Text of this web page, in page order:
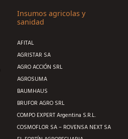
Insumos agricolas y
sanidad
AFITAL
AGRISTAR SA
AGRO ACCIÓN SRL
AGROSUMA
BAUMHAUS
BRUFOR AGRO SRL
COMPO EXPERT Argentina S.R.L.
COSMOFLOR SA – ROVENSA NEXT SA